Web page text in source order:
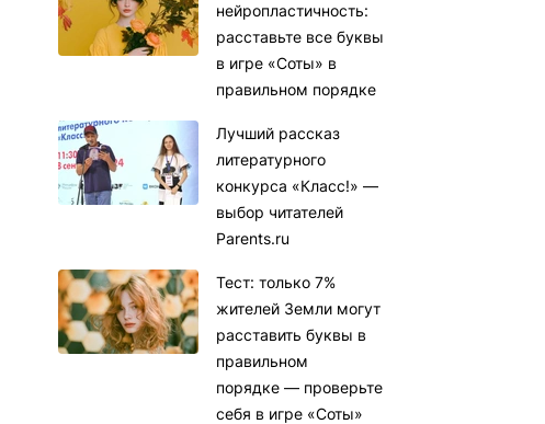
нейропластичность:
расставьте все буквы
в игре «Соты» в
правильном порядке
Лучший рассказ
литературного
конкурса «Класс!» —
выбор читателей
Parents.ru
Тест: только 7%
жителей Земли могут
расставить буквы в
правильном
порядке — проверьте
себя в игре «Соты»